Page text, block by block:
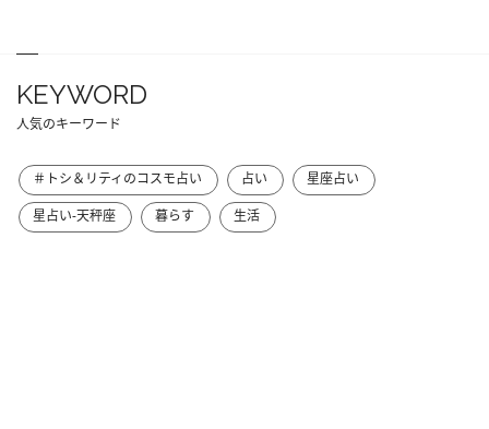
KEYWORD
人気のキーワード
＃トシ＆リティのコスモ占い 占い
星座占い
星占い-天秤座
暮らす 生活